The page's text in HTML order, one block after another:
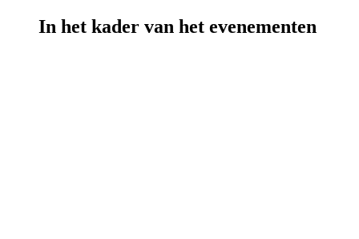
In het kader van het evenementen